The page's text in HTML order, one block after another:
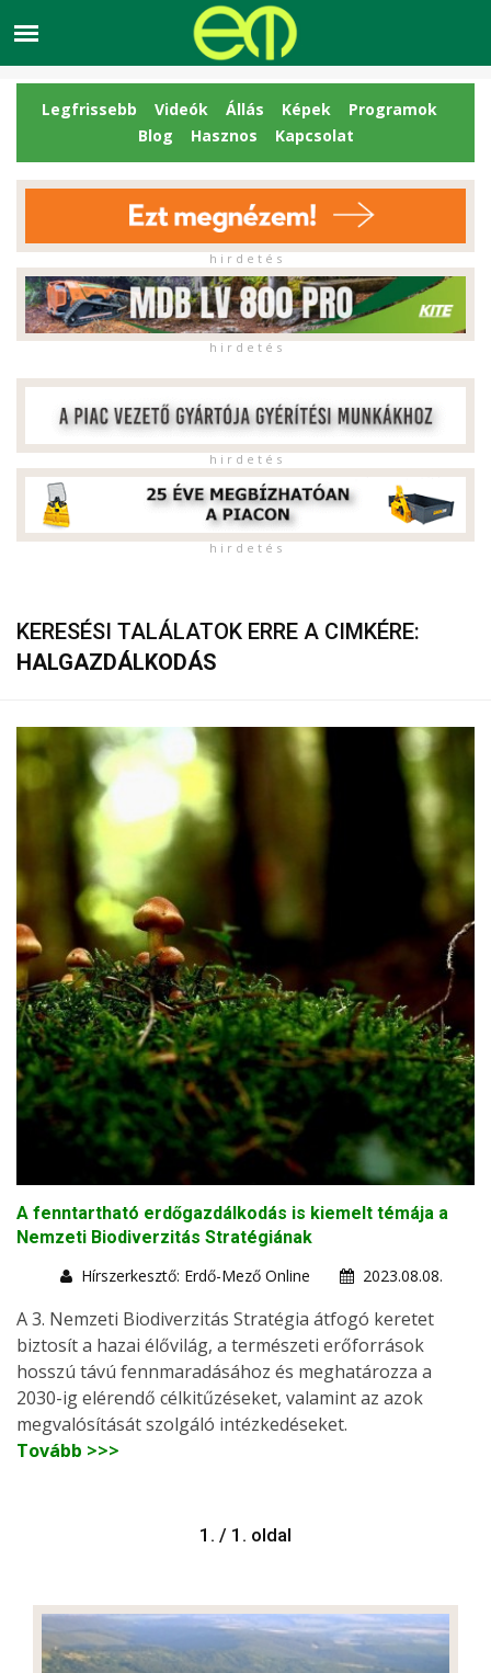
Legfrissebb Videók Állás Képek
Programok
Blog
Hasznos Kapcsolat
h i r d e t é s
h i r d e t é s
h i r d e t é s
h i r d e t é s
KERESÉSI TALÁLATOK ERRE A CIMKÉRE:
HALGAZDÁLKODÁS
A fenntartható erdőgazdálkodás is kiemelt témája a
Nemzeti Biodiverzitás Stratégiának
Hírszerkesztő: Erdő-Mező Online
2023.08.08.
A 3. Nemzeti Biodiverzitás Stratégia átfogó keretet
biztosít a hazai élővilág, a természeti erőforrások
hosszú távú fennmaradásához és meghatározza a
2030-ig elérendő célkitűzéseket, valamint az azok
megvalósítását szolgáló intézkedéseket.
Tovább >>>
1. / 1. oldal